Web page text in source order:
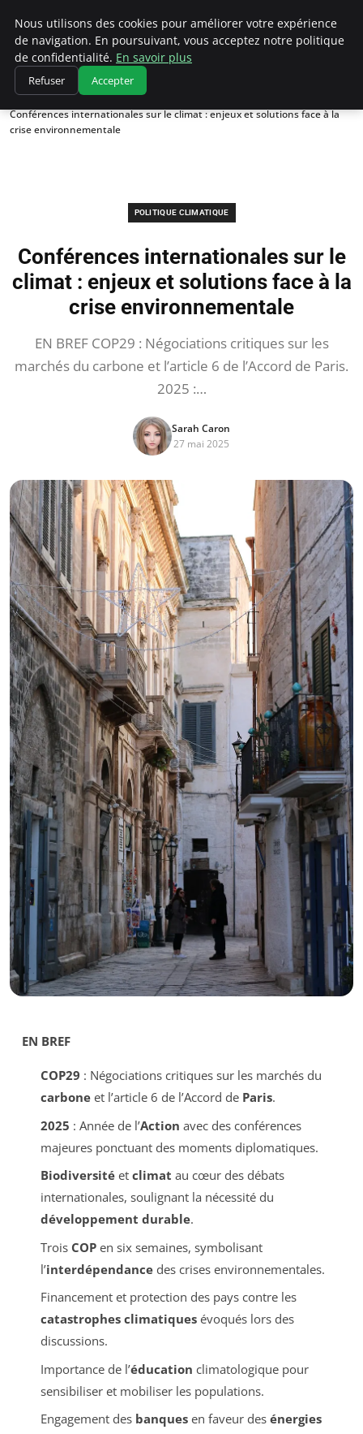
Climatedebtagents
Accueil
Politique climatique
Conférences internationales sur le climat : enjeux et solutions face à la
crise environnementale
POLITIQUE CLIMATIQUE
Conférences internationales sur le
climat : enjeux et solutions face à la
crise environnementale
EN BREF COP29 : Négociations critiques sur les
marchés du carbone et l’article 6 de l’Accord de Paris.
2025 :…
Sarah Caron
27 mai 2025
EN BREF
COP29 : Négociations critiques sur les marchés du
carboneet l’article 6 de l’Accord de Paris.
2025 : Année de l’Action avec des conférences
majeures ponctuant des moments diplomatiques.
Biodiversitéet climat au cœur des débats
internationales, soulignant la nécessité du
développement durable.
Trois COPen six semaines, symbolisant
l’interdépendancedes crises environnementales.
Financement et protection des pays contre les
catastrophes climatiquesévoqués lors des
discussions.
Importance de l’éducation climatologique pour
sensibiliser et mobiliser les populations.
Engagement des banquesen faveur des énergies
Nous utilisons des cookies pour améliorer votre expérience
de navigation. En poursuivant, vous acceptez notre politique
de confidentialité. En savoir plus
Refuser Accepter